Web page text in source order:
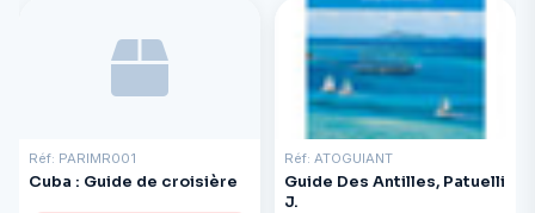
Réf: PARIMR001
Cuba : Guide de croisière
Réf: ATOGUIANT
Guide Des Antilles, Patuelli
J.